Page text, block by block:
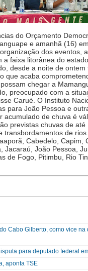
do Orçamento
e amanhã (16)
dos eventos,
faixa litorânea do
desde a noite de ontem
que acaba
chegar a
preocupado com a
Carué. O Instituto
para João Pessoa e
de chuva é
previstas chuvas de
de
Cabedelo, Capim,
João Pessoa,
de Fogo, Pitimbu, Rio
Cabo Gilberto, como vice na
para deputado federal
aponta TSE